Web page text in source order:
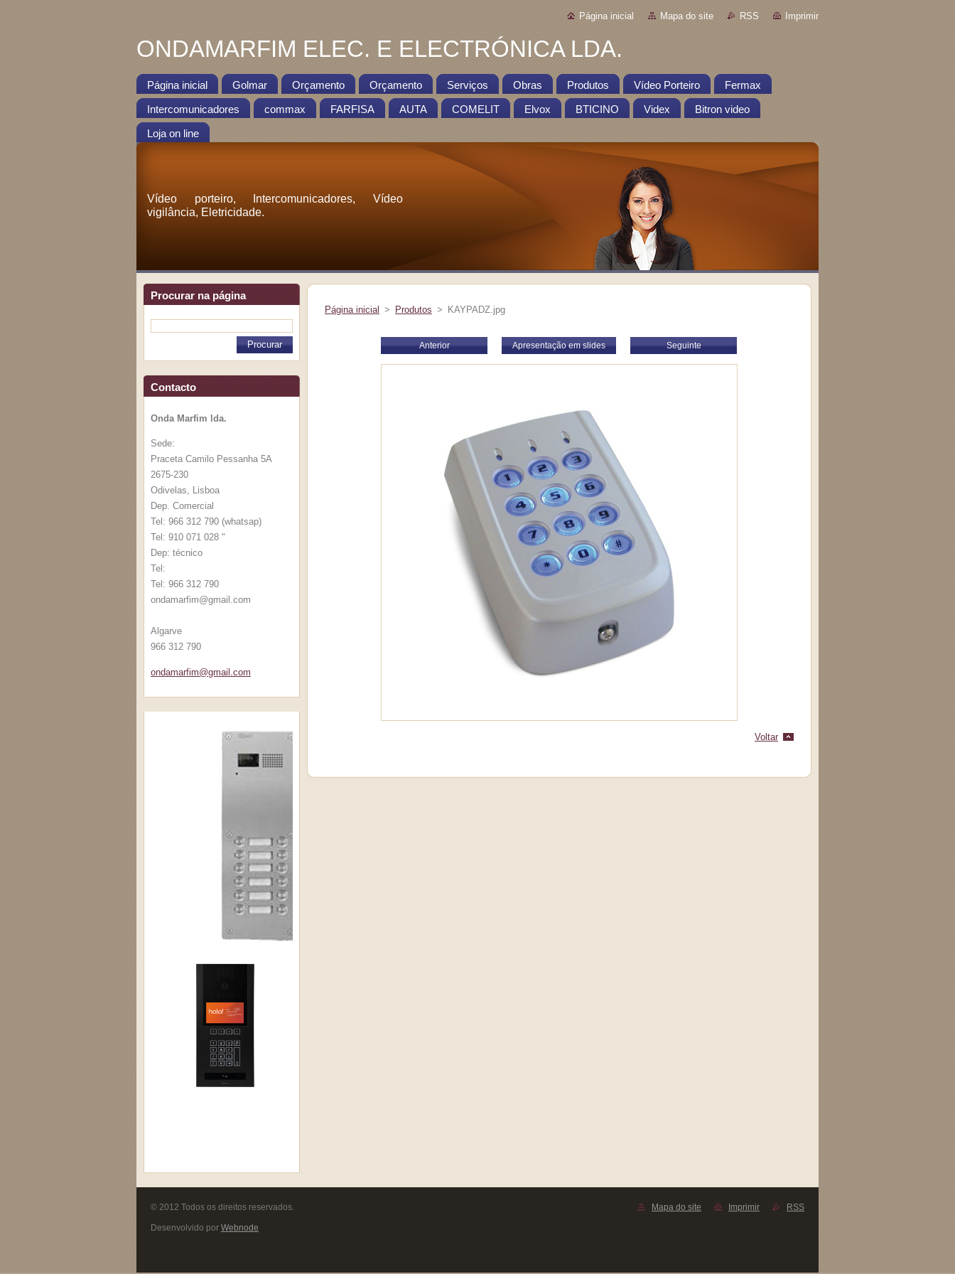
Página inicial Mapa do site RSS Imprimir
ONDAMARFIM ELEC. E ELECTRÓNICA LDA.
Página inicial Golmar Orçamento Orçamento Serviços Obras Produtos Vídeo Porteiro Fermax
Intercomunicadores commax FARFISA AUTA COMELIT Elvox BTICINO Videx Bitron video
Loja on line
Vídeo porteiro, Intercomunicadores, Vídeo
vigilância, Eletricidade.
Procurar na página
Contacto
Onda Marfim lda.
Sede:
Praceta Camilo Pessanha 5A
2675-230
Odivelas, Lisboa
Dep. Comercial
Tel: 966 312 790 (whatsap)
Tel: 910 071 028 "
Dep: técnico
Tel:
Tel: 966 312 790
ondamarfim@gmail .com
Algarve
966 312 790
ondamarfim@gmail.com
Página inicial > Produtos > KAYPADZ.jpg
Anterior Apresentação em slides Seguinte
Voltar
Mapa do site Imprimir RSS
© 2012 Todos os direitos reservados.
Desenvolvido por Webnode